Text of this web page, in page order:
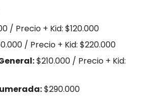
/ Precio + Kid: $120.000
/ Precio + Kid: $220.000
$210.000 / Precio + Kid:
$290.000